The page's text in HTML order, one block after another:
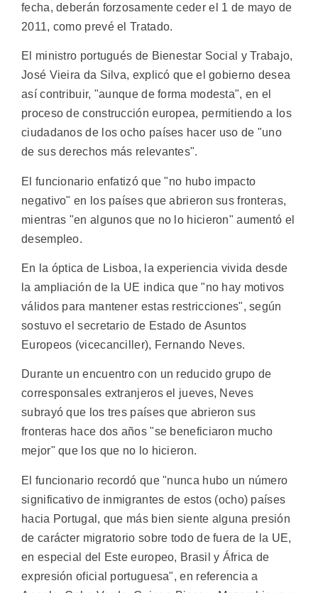
fecha, deberán forzosamente ceder el 1 de mayo de
2011, como prevé el Tratado.
El ministro portugués de Bienestar Social y Trabajo,
José Vieira da Silva, explicó que el gobierno desea
así contribuir, "aunque de forma modesta", en el
proceso de construcción europea, permitiendo a los
ciudadanos de los ocho países hacer uso de "uno
de sus derechos más relevantes".
El funcionario enfatizó que "no hubo impacto
negativo" en los países que abrieron sus fronteras,
mientras "en algunos que no lo hicieron" aumentó el
desempleo.
En la óptica de Lisboa, la experiencia vivida desde
la ampliación de la UE indica que "no hay motivos
válidos para mantener estas restricciones", según
sostuvo el secretario de Estado de Asuntos
Europeos (vicecanciller), Fernando Neves.
Durante un encuentro con un reducido grupo de
corresponsales extranjeros el jueves, Neves
subrayó que los tres países que abrieron sus
fronteras hace dos años "se beneficiaron mucho
mejor" que los que no lo hicieron.
El funcionario recordó que "nunca hubo un número
significativo de inmigrantes de estos (ocho) países
hacia Portugal, que más bien siente alguna presión
de carácter migratorio sobre todo de fuera de la UE,
en especial del Este europeo, Brasil y África de
expresión oficial portuguesa", en referencia a